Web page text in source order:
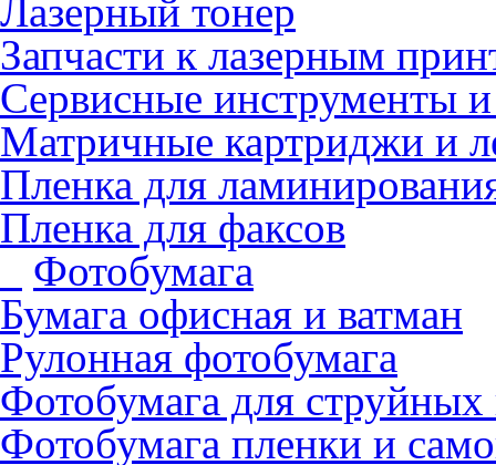
Лазерный тонер
Запчасти к лазерным
Сервисные инструменты
Матричные картриджи и
Пленка для
Пленка для факсов
Фотобумага
Бумага офисная и ватман
Рулонная фотобумага
Фотобумага для cтруйных
Фотобумага пленки и